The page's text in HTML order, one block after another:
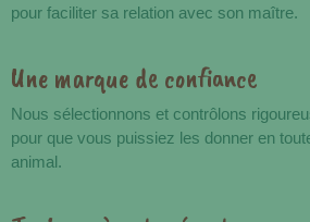
pour faciliter sa relation avec son maître.
Une marque de confiance
Nous sélectionnons et contrôlons
pour que vous puissiez les donner en
animal.